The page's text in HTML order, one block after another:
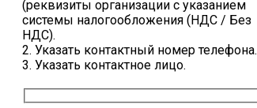
(реквизиты организации с указанием
системы налогообложения (НДС / Без
НДС).
2. Указать контактный номер телефона.
3. Указать контактное лицо.